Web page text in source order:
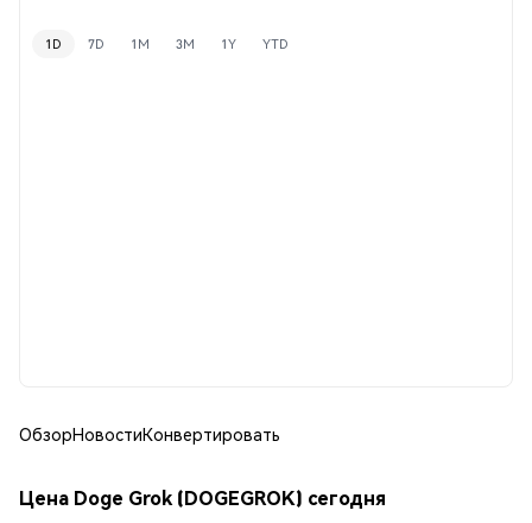
1D 7D 1M 3M 1Y YTD
ОбзорНовостиКонвертировать
Цена Doge Grok (DOGEGROK) сегодня